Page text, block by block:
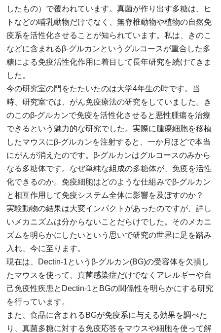
したもの）で覆われています。真菌が作り出す多糖は、ヒ
トなどの哺乳動物だけでなく、無脊椎動物や植物の自然免
疫系を活性化させることが知られています。私は、きのこ
などに含まれるβ-グルカンというグルコースが重合した多
糖による免疫活性化作用に着目して長年研究を続けてきま
した。
今の研究室の門をたたいたのは大学4年生の時です。当
時、研究室では、がん免疫療法の研究をしていました。き
のこのβ-グルカンで免疫を活性化させると悪性腫瘍を治療
できるという魅力的な研究でした。実際に腫瘍細胞を移植
したマウスにβ-グルカンを注射すると、一か月ほどで本当
にがんが消えたのです。β-グルカンはグルコースのみから
なる多糖体です。なぜ単純な組成の多糖体が、免疫を活性
化できるのか。免疫細胞はどのような仕組みでβ-グルカン
と相互作用して免疫システム全体に影響を及ぼすのか？
実験動物の結果は大変インパクトがあったのですが、詳し
いメカニズムは分からないことだらけでした。そのメカニ
ズムを明らかにしたいという思いで研究の世界に足を踏み
入れ、今に至ります。
現在は、Dectin-1というβ-グルカン(BG)の受容体を欠損し
たマウスを使って、真菌感染症だけでなくアレルギーや自
己免疫性疾患とDectin-1とBGの関係性を明らかにする研究
を行っています。
また、食品に含まれるBGが免疫系に与える効果を調べた
り、真菌多糖に対する免疫応答をマウスや細胞を使って解